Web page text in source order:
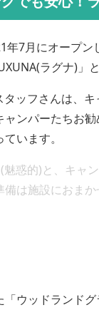
年7月にオープ
ラグナ)」
ッフさんは、
ンパーたちお
います。
惑的)と、キャ
は施設におま
ウッドランド